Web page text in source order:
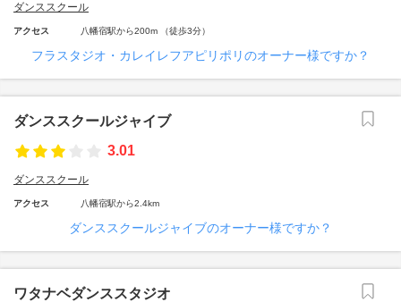
ダンススクール
アクセス 八幡宿駅から200m （徒歩3分）
フラスタジオ・カレイレフアピリポリのオーナー様ですか？
ダンススクールジャイブ
3.01
ダンススクール
アクセス 八幡宿駅から2.4km
ダンススクールジャイブのオーナー様ですか？
ワタナベダンススタジオ